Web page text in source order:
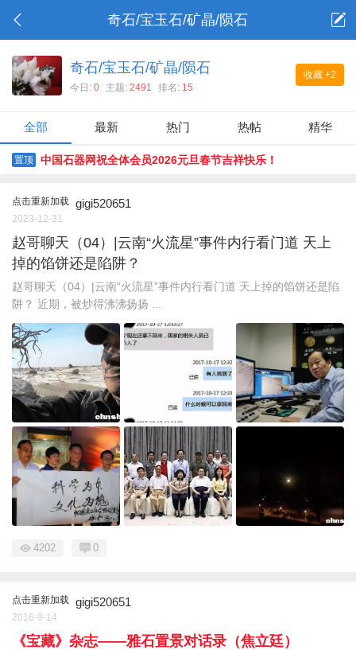
奇石/宝玉石/矿晶/陨石
收藏 +2
奇石/宝玉石/矿晶/陨石
今日: 0 主题: 2491 排名: 15
全部 最新 热门 热帖 精华
置顶 中国石器网祝全体会员2026元旦春节吉祥快乐！
点击重新加载 gigi520651
2023-12-31
赵哥聊天（04）|云南“火流星”事件内行看门道 天上
掉的馅饼还是陷阱？
赵哥聊天（04）|云南“火流星”事件内行看门道 天上掉的馅饼还是陷
阱？ 近期，被炒得沸沸扬扬 ...
4202 0
点击重新加载 gigi520651
2016-9-14
《宝藏》杂志——雅石置景对话录（焦立廷）